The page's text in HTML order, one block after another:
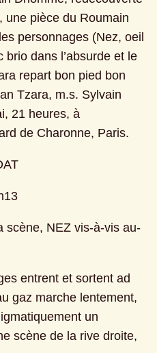
une pièce du Roumain
personnages (Nez, oeil
dans l’absurde et le
repart bon pied bon
Tzara, m.s. Sylvain
21 heures, à
de Charonne, Paris.
scène, NEZ vis-à-vis au-
entrent et sortent ad
gaz marche lentement,
un
scène de la rive droite,